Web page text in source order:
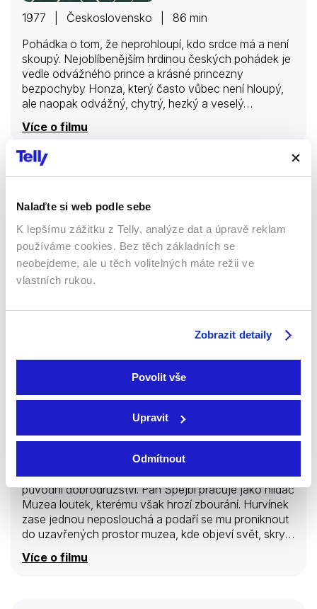
Nalaďte si web podle sebe
K lepšímu zážitku z Telly, analýze dat a úpravě reklam
používáme cookies. Bez těch základních se
neobejdeme, ale u těch volitelných máte režii ve
vlastních rukou.
Zobrazit detaily
Povolit vše
Upravit
Odmítnout
1977 | Československo | 86 min
Pohádka o tom, že neprohloupí, kdo srdce má a není
skoupý. Nejoblíbenějším hrdinou českých pohádek je
vedle odvážného prince a krásné princezny
bezpochyby Honza, který často vůbec není hloupý,
ale naopak odvážný, chytrý, hezký a veselý…
Více o filmu
Rodinné
Animované
2017 | Česko | 85 min
Legendární hrdinové, které dobře znáte, přicházejí v
animované komedii pro celou rodinu. Filmový příběh
Hurvínek a kouzelné muzeum nabízí zcela nové,
původní dobrodružství. Pan Spejbl pracuje jako hlídač
Muzea loutek, kterému však hrozí zbourání. Hurvínek
zase jednou neposlouchá a podaří se mu proniknout
do uzavřených prostor muzea, kde objeví svět, skrytý
před zraky návštěvníků. A právě v podzemí je ukryto
nejen tajemství kouzelného muzea, ale i klíč k jeho
Více o filmu